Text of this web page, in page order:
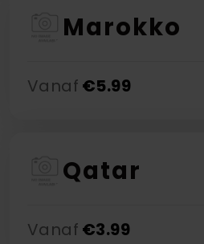
Marokko
Vanaf €5.99
Qatar
Vanaf €3.99